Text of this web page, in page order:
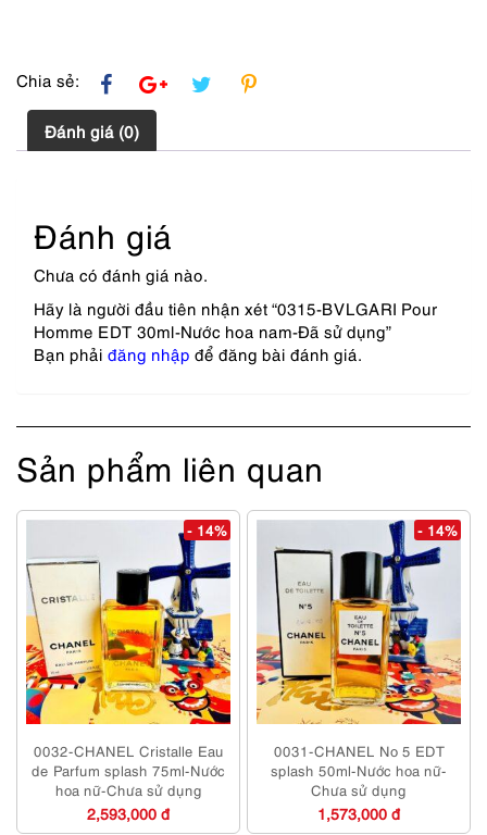
Chia sẻ:
Đánh giá (0)
Đánh giá
Chưa có đánh giá nào.
Hãy là người đầu tiên nhận xét “0315-BVLGARI Pour
Homme EDT 30ml-Nước hoa nam-Đã sử dụng”
Bạn phải đăng nhập để đăng bài đánh giá.
Sản phẩm liên quan
- 14%
0032-CHANEL Cristalle Eau
de Parfum splash 75ml-Nước
hoa nữ-Chưa sử dụng
2,593,000 đ
- 14%
0031-CHANEL No 5 EDT
splash 50ml-Nước hoa nữ-
Chưa sử dụng
1,573,000 đ